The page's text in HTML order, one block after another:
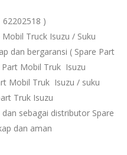
)
Truck Isuzu / Suku
dan bergaransi ( Spare Part
Mobil Truk Isuzu
Mobil Truk Isuzu / suku
Truk Isuzu
sebagai distributor Spare
dan aman